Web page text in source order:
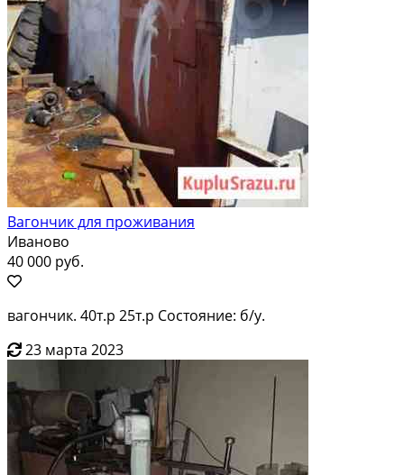
Вагончик для проживания
Иваново
40 000 руб.
вагончик. 40т.р 25т.р Состояние: б/у.
23 марта 2023